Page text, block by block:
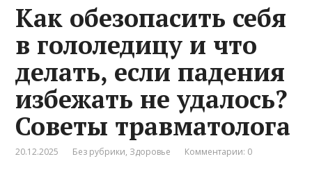
Как обезопасить себя
в гололедицу и что
делать, если падения
избежать не удалось?
Советы травматолога
20.12.2025 Без рубрики, Здоровье Комментарии: 0